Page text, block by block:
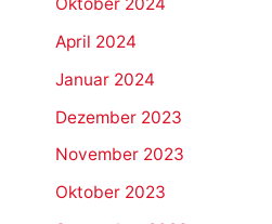
April 2024
Januar 2024
Dezember 2023
November 2023
Oktober 2023